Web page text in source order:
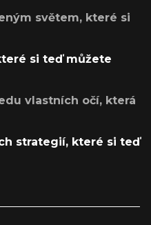
světem, které si
si teď můžete
vlastních očí, která
strategií, které si teď